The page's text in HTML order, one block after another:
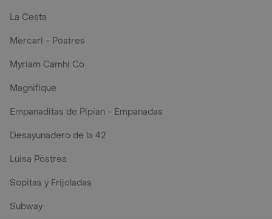
La Cesta
Mercari - Postres
Myriam Camhi Co
Magnifique
Empanaditas de Pipian - Empanadas
Desayunadero de la 42
Luisa Postres
Sopitas y Frijoladas
Subway